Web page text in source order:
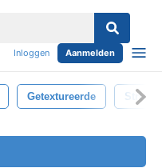
Inloggen Aanmelden
Getextureerde